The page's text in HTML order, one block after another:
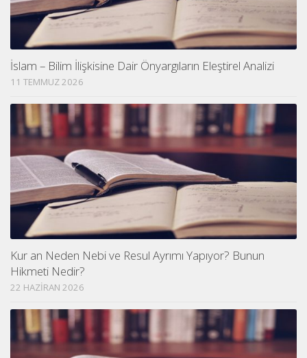
İslam – Bilim İlişkisine Dair Önyargıların Eleştirel Analizi
11 TEMMUZ 2026
Kur an Neden Nebi ve Resul Ayrımı Yapıyor? Bunun
Hikmeti Nedir?
22 HAZIRAN 2026